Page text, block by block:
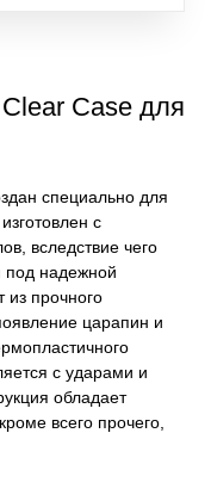
Case для
специально для
с
вследствие чего
под надежной
из прочного
царапин и
с ударами и
обладает
всего прочего,